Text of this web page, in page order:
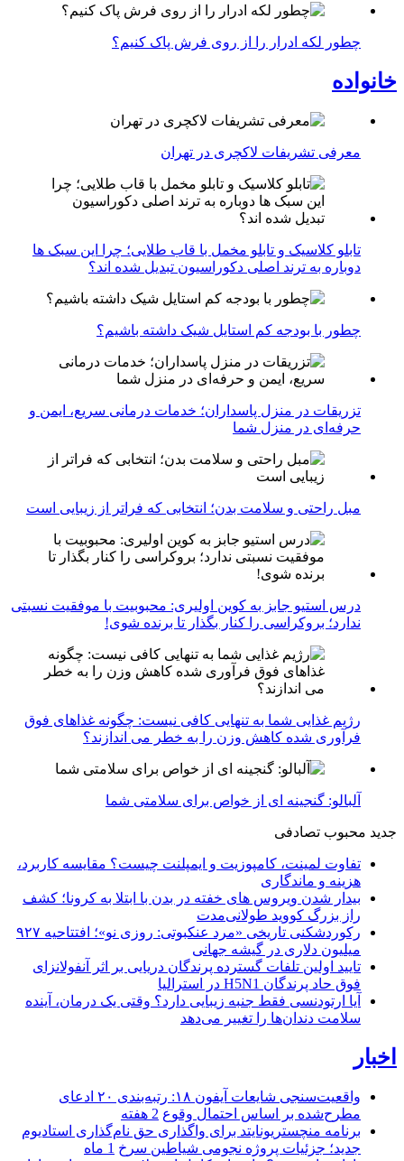
چطور لکه ادرار را از روی فرش پاک کنیم؟
خانواده
معرفی تشریفات لاکچری در تهران
تابلو کلاسیک و تابلو مخمل با قاب طلایی؛ چرا این سبک ها
دوباره به ترند اصلی دکوراسیون تبدیل شده اند؟
چطور با بودجه کم استایل شیک داشته باشیم؟
تزریقات در منزل پاسداران؛ خدمات درمانی سریع، ایمن و
حرفه‌ای در منزل شما
مبل راحتی و سلامت بدن؛ انتخابی که فراتر از زیبایی است
درس استیو جابز به کوین اولیری: محبوبیت با موفقیت نسبتی
ندارد؛ بروکراسی را کنار بگذار تا برنده شوی!
رژیم غذایی شما به تنهایی کافی نیست: چگونه غذاهای فوق
فرآوری شده کاهش وزن را به خطر می اندازند؟
آلبالو: گنجینه ای از خواص برای سلامتی شما
جدید محبوب تصادفی
تفاوت لمینت، کامپوزیت و ایمپلنت چیست؟ مقایسه کاربرد،
هزینه و ماندگاری
بیدار شدن ویروس‌ های خفته در بدن با ابتلا به کرونا؛ کشف
راز بزرگ کووید طولانی‌مدت
رکوردشکنی تاریخی «مرد عنکبوتی: روزی نو»؛ افتتاحیه ۹۲۷
میلیون دلاری در گیشه جهانی
تایید اولین تلفات گسترده پرندگان دریایی بر اثر آنفولانزای
فوق حاد پرندگان H5N1 در استرالیا
آیا ارتودنسی فقط جنبه زیبایی دارد؟ وقتی یک درمان، آینده
سلامت دندان‌ها را تغییر می‌دهد
اخبار
واقعیت‌سنجی شایعات آیفون ۱۸: رتبه‌بندی ۲۰ ادعای
مطرح‌شده بر اساس احتمال وقوع 2 هفته
برنامه منچستریونایتد برای واگذاری حق نام‌گذاری استادیوم
جدید؛ جزئیات پروژه نجومی شیاطین سرخ 1 ماه